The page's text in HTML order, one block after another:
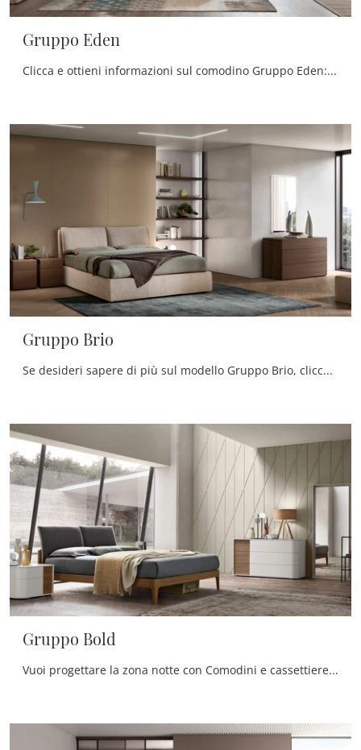
Gruppo Eden
Clicca e ottieni informazioni sul comodino Gruppo Eden: Comodini e mobili con cassetti di Maronese sono ideali per spazi moderni.
Gruppo Brio
Se desideri sapere di più sul modello Gruppo Brio, clicca e scopri i Comodini e comò Maronese ideali per la tua zona del riposo.
Gruppo Bold
Vuoi progettare la zona notte con Comodini e cassettiere di Maronese? Eccoti il modello Gruppo Bold in laccato opaco per spazi design.